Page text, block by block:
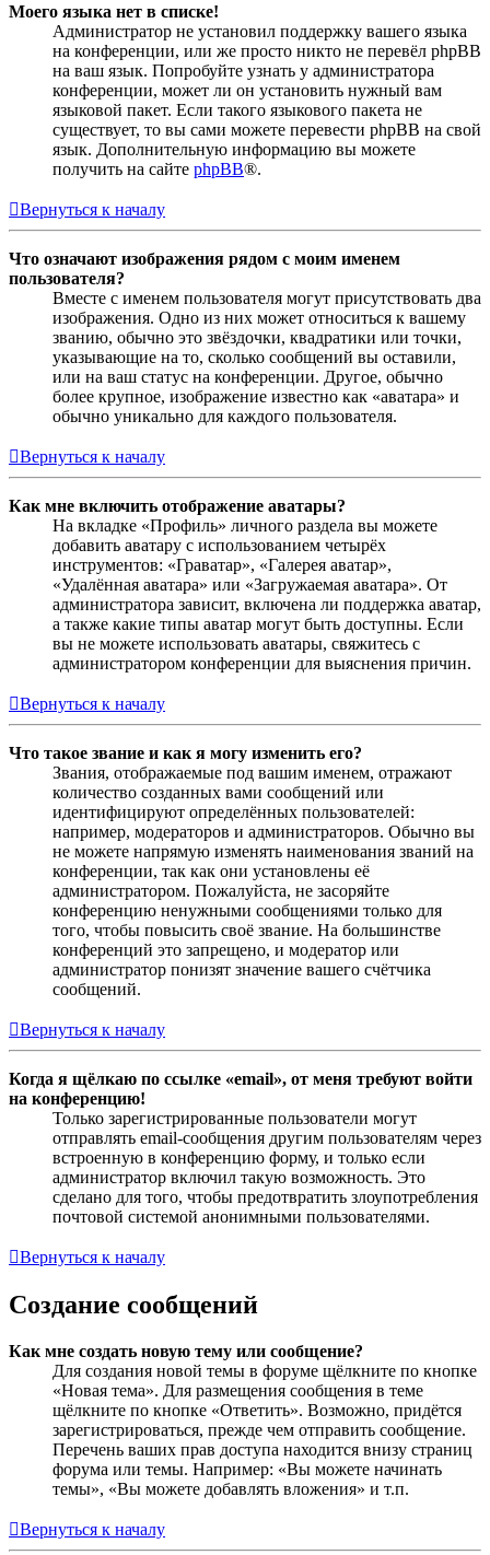
Моего языка нет в списке!
Администратор не установил поддержку вашего языка
на конференции, или же просто никто не перевёл phpBB
на ваш язык. Попробуйте узнать у администратора
конференции, может ли он установить нужный вам
языковой пакет. Если такого языкового пакета не
существует, то вы сами можете перевести phpBB на свой
язык. Дополнительную информацию вы можете
получить на сайте phpBB®.
Вернуться к началу
Что означают изображения рядом с моим именем
пользователя?
Вместе с именем пользователя могут присутствовать два
изображения. Одно из них может относиться к вашему
званию, обычно это звёздочки, квадратики или точки,
указывающие на то, сколько сообщений вы оставили,
или на ваш статус на конференции. Другое, обычно
более крупное, изображение известно как «аватара» и
обычно уникально для каждого пользователя.
Вернуться к началу
Как мне включить отображение аватары?
На вкладке «Профиль» личного раздела вы можете
добавить аватару с использованием четырёх
инструментов: «Граватар», «Галерея аватар»,
«Удалённая аватара» или «Загружаемая аватара». От
администратора зависит, включена ли поддержка аватар,
а также какие типы аватар могут быть доступны. Если
вы не можете использовать аватары, свяжитесь с
администратором конференции для выяснения причин.
Вернуться к началу
Что такое звание и как я могу изменить его?
Звания, отображаемые под вашим именем, отражают
количество созданных вами сообщений или
идентифицируют определённых пользователей:
например, модераторов и администраторов. Обычно вы
не можете напрямую изменять наименования званий на
конференции, так как они установлены её
администратором. Пожалуйста, не засоряйте
конференцию ненужными сообщениями только для
того, чтобы повысить своё звание. На большинстве
конференций это запрещено, и модератор или
администратор понизят значение вашего счётчика
сообщений.
Вернуться к началу
Когда я щёлкаю по ссылке «email», от меня требуют войти
на конференцию!
Только зарегистрированные пользователи могут
отправлять email-сообщения другим пользователям через
встроенную в конференцию форму, и только если
администратор включил такую возможность. Это
сделано для того, чтобы предотвратить злоупотребления
почтовой системой анонимными пользователями.
Вернуться к началу
Создание сообщений
Как мне создать новую тему или сообщение?
Для создания новой темы в форуме щёлкните по кнопке
«Новая тема». Для размещения сообщения в теме
щёлкните по кнопке «Ответить». Возможно, придётся
зарегистрироваться, прежде чем отправить сообщение.
Перечень ваших прав доступа находится внизу страниц
форума или темы. Например: «Вы можете начинать
темы», «Вы можете добавлять вложения» и т.п.
Вернуться к началу